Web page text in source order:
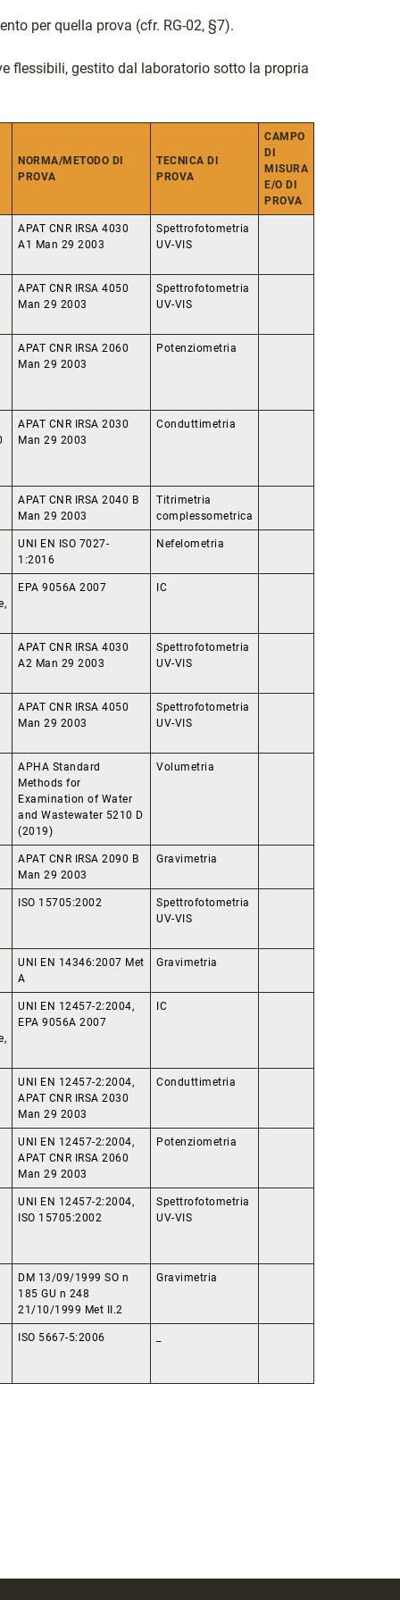
per quella prova (cfr. RG-02, §7).
flessibili, gestito dal laboratorio sotto la propria
NORMA/METODO DI
PROVA
TECNICA DI
PROVA
CAMPO
DI
MISURA
E/O DI
PROVA
APAT CNR IRSA 4030
A1 Man 29 2003
Spettrofotometria
UV-VIS
APAT CNR IRSA 4050
Man 29 2003
Spettrofotometria
UV-VIS
APAT CNR IRSA 2060
Man 29 2003
Potenziometria
APAT CNR IRSA 2030
Man 29 2003
Conduttimetria
APAT CNR IRSA 2040 B
Man 29 2003
Titrimetria
complessometrica
UNI EN ISO 7027-
1:2016
Nefelometria
EPA 9056A 2007 IC
APAT CNR IRSA 4030
A2 Man 29 2003
Spettrofotometria
UV-VIS
APAT CNR IRSA 4050
Man 29 2003
Spettrofotometria
UV-VIS
APHA Standard
Methods for
Examination of Water
and Wastewater 5210 D
(2019)
Volumetria
APAT CNR IRSA 2090 B
Man 29 2003
Gravimetria
ISO 15705:2002
Spettrofotometria
UV-VIS
UNI EN 14346:2007 Met
A
Gravimetria
UNI EN 12457-2:2004,
EPA 9056A 2007
IC
UNI EN 12457-2:2004,
APAT CNR IRSA 2030
Man 29 2003
Conduttimetria
UNI EN 12457-2:2004,
APAT CNR IRSA 2060
Man 29 2003
Potenziometria
UNI EN 12457-2:2004,
ISO 15705:2002
Spettrofotometria
UV-VIS
DM 13/09/1999 SO n
185 GU n 248
21/10/1999 Met II.2
Gravimetria
ISO 5667-5:2006